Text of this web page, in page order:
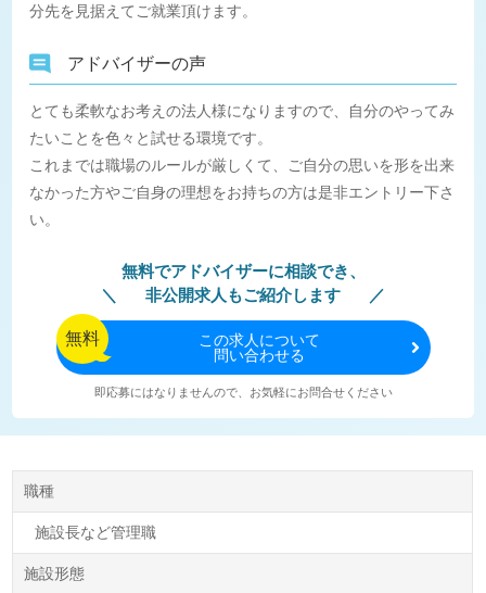
分先を見据えてご就業頂けます。
アドバイザーの声
とても柔軟なお考えの法人様になりますので、自分のやってみ
たいことを色々と試せる環境です。
これまでは職場のルールが厳しくて、ご自分の思いを形を出来
なかった方やご自身の理想をお持ちの方は是非エントリー下さ
い。
無料でアドバイザーに相談でき、
非公開求人もご紹介します
無料 この求人について
問い合わせる
即応募にはなりませんので、お気軽にお問合せください
職種
施設長など管理職
施設形態